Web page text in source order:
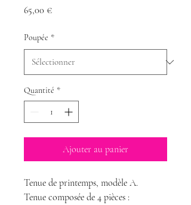
65,00 €Prix
Poupée *
Quantité *
Ajouter au panier
Tenue de printemps, modèle A.
Tenue composée de 4 pièces :